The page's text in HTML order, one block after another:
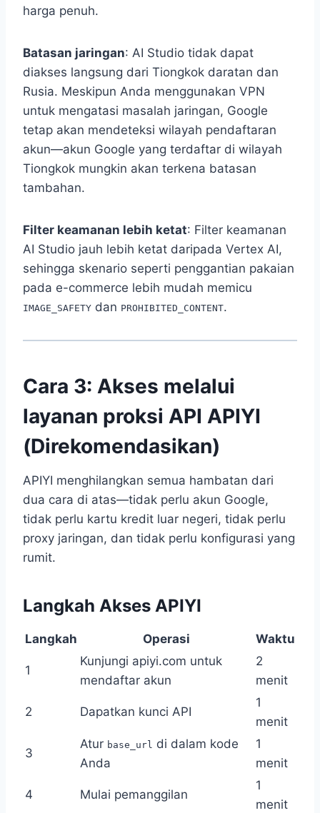
harga penuh.
Batasan jaringan: AI Studio tidak dapat
diakses langsung dari Tiongkok daratan dan
Rusia. Meskipun Anda menggunakan VPN
untuk mengatasi masalah jaringan, Google
tetap akan mendeteksi wilayah pendaftaran
akun—akun Google yang terdaftar di wilayah
Tiongkok mungkin akan terkena batasan
tambahan.
Filter keamanan lebih ketat: Filter keamanan
AI Studio jauh lebih ketat daripada Vertex AI,
sehingga skenario seperti penggantian pakaian
pada e-commerce lebih mudah memicu
IMAGE_SAFETY dan PROHIBITED_CONTENT.
Cara 3: Akses melalui
layanan proksi API APIYI
(Direkomendasikan)
APIYI menghilangkan semua hambatan dari
dua cara di atas—tidak perlu akun Google,
tidak perlu kartu kredit luar negeri, tidak perlu
proxy jaringan, dan tidak perlu konfigurasi yang
rumit.
Langkah Akses APIYI
Langkah Operasi Waktu
1
Kunjungi apiyi.com untuk
mendaftar akun
2
menit
2 Dapatkan kunci API
1
menit
3
Atur base_url di dalam kode
Anda
1
menit
4 Mulai pemanggilan
1
menit